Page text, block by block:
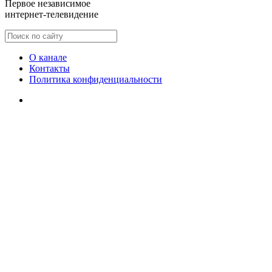
Первое независимое
интернет-телевидение
О канале
Контакты
Политика конфиденциальности